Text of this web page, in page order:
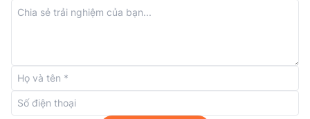
Lưu trữ cài đặt của bạn.
Nếu bạn tắt bếp, bếp sẽ lưu lại cài đặt cuối cùng mà